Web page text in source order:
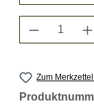
Produkt
Zum